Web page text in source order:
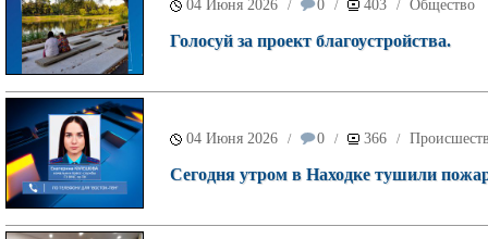
04 Июня 2026 / 0 / 403 / Общество
Голосуй за проект благоустройства.
04 Июня 2026 / 0 / 366 /
Сегодня утром в Находке тушили